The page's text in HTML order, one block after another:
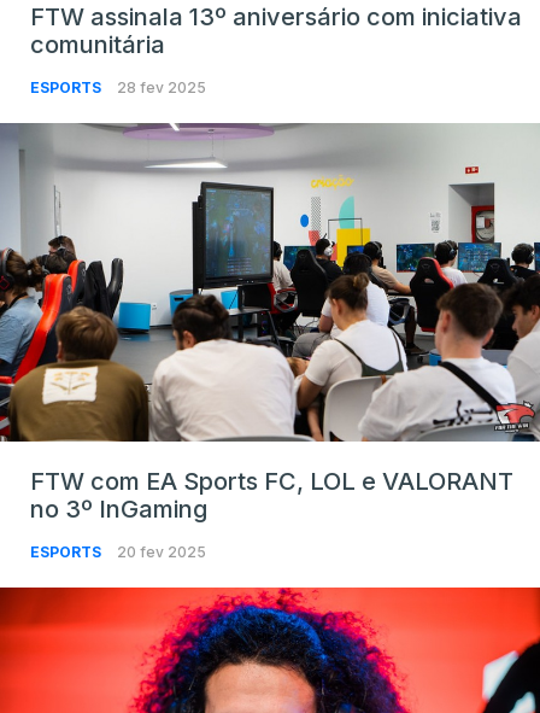
FTW assinala 13º aniversário com iniciativa
comunitária
ESPORTS 28 fev 2025
FTW com EA Sports FC, LOL e VALORANT
no 3º InGaming
ESPORTS 20 fev 2025